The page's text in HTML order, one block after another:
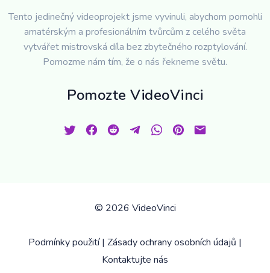
Tento jedinečný videoprojekt jsme vyvinuli, abychom pomohli
amatérským a profesionálním tvůrcům z celého světa
vytvářet mistrovská díla bez zbytečného rozptylování.
Pomozme nám tím, že o nás řekneme světu.
Pomozte VideoVinci
© 2026 VideoVinci
Podmínky použití | Zásady ochrany osobních údajů |
Kontaktujte nás